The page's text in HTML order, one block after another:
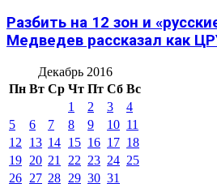
Разбить на 12 зон и
Медведев рассказал как
Декабрь 2016
Пн Вт Ср Чт Пт Сб Вс
1
2 3
4
5
6 7 8 9 10 11
12
13 14 15 16 17 18
19 20 21 22 23 24 25
26 27 28 29 30 31